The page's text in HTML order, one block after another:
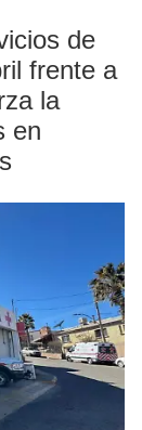
de
frente a
la
en